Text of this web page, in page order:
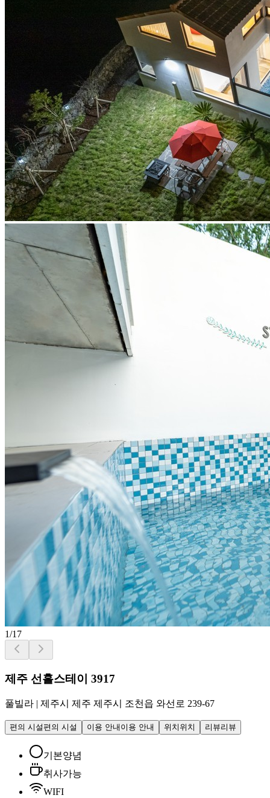
1/17
제주 선흘스테이 3917
풀빌라 | 제주시 제주 제주시 조천읍 와선로 239-67
편의 시설 편의 시설 이용 안내 이용 안내 위치 위치 리뷰리뷰
기본양념
취사가능
WIFI